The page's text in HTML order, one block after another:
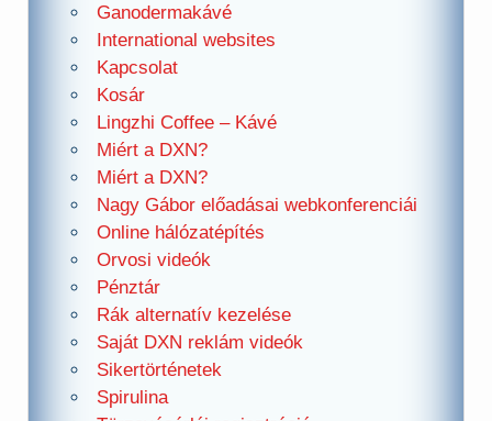
Ganodermakávé
International websites
Kapcsolat
Kosár
Lingzhi Coffee – Kávé
Miért a DXN?
Miért a DXN?
Nagy Gábor előadásai webkonferenciái
Online hálózatépítés
Orvosi videók
Pénztár
Rák alternatív kezelése
Saját DXN reklám videók
Sikertörténetek
Spirulina